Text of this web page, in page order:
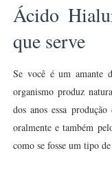
Ácido
que serve
Se você é um amante
organismo produz
dos anos essa
oralmente e também
como se fosse um tipo